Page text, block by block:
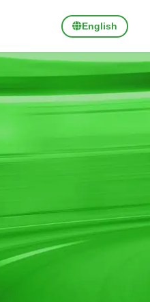
English